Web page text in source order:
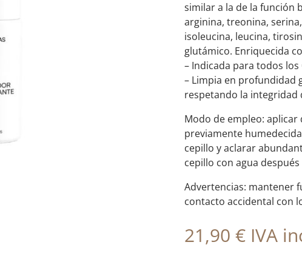
similar a la de la función
arginina, treonina,
isoleucina, leucina,
glutámico. Enriquecida
– Indicada para todos
– Limpia en profundidad
respetando la integridad
Modo de empleo:
previamente
cepillo y aclarar
cepillo con agua
Advertencias: mantener
contacto accidental con
21,90 € IVA